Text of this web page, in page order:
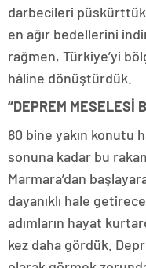
darbecileri
en ağır bedellerini
rağmen, Türkiye’yi
hâline dönüştürdük.
“DEPREM MESELESİ
80 bine yakın konutu
sonuna kadar bu
Marmara’dan
dayanıklı hale
adımların hayat
kez daha gördük.